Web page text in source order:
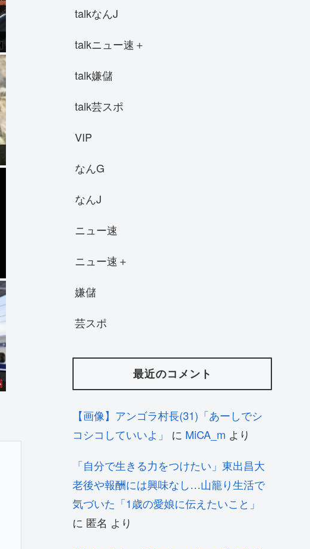
talkなんJ
talkニュー速＋
talk嫌儲
talk芸スポ
VIP
なんG
なんJ
ニュー速
ニュー速＋
嫌儲
芸スポ
最近のコメント
【画像】アンゴラ村長(31)「あーしでシ
コシコしていいよ」
に MiCA_m より
「自分で生きる力をつけたい」東出昌大
老後や報酬には興味なし…山籠り生活で
気づいた「1歳の愛娘に伝えたいこと」
に 匿名 より